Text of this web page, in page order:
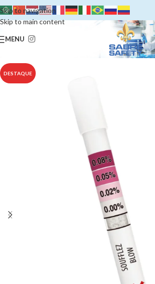
Skip to navigation
Skip to main content
MENU
DESTAQUE